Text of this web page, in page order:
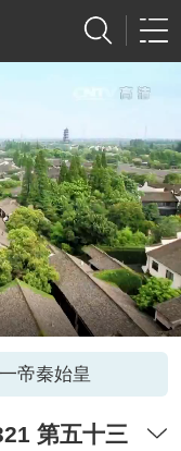
帝秦始皇
三